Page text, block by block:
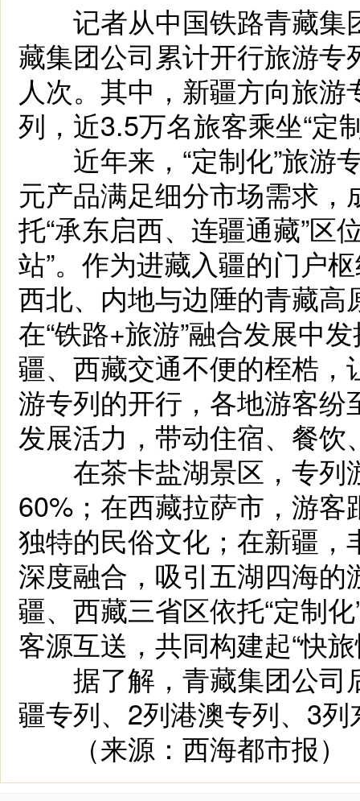
记者从中国铁路青藏集
藏集团公司累计开行旅游
人次。其中，新疆方向旅
列，近3.5万名旅客乘坐“定
近年来，“定制化”旅游
元产品满足细分市场需求
托“承东启西、连疆通藏”区
站”。作为进藏入疆的门户
西北、内地与边陲的青藏
在“铁路+旅游”融合发展中
疆、西藏交通不便的桎梏
游专列的开行，各地游客
发展活力，带动住宿、餐
在茶卡盐湖景区，专列
60%；在西藏拉萨市，游
独特的民俗文化；在新疆
深度融合，吸引五湖四海
疆、西藏三省区依托“定制
客源互送，共同构建起“快
据了解，青藏集团公司
疆专列、2列港澳专列、3
（来源：西海都市报